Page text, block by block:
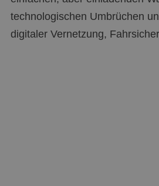
technologischen Umbrüchen
digitaler Vernetzung,